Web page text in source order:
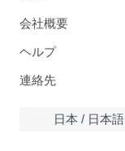
会社概要
ヘルプ
連絡先
日本 / 日本語